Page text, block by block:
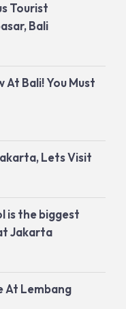
Tourist
Bali
At Bali! You Must
Lets Visit
is the biggest
Jakarta
At Lembang